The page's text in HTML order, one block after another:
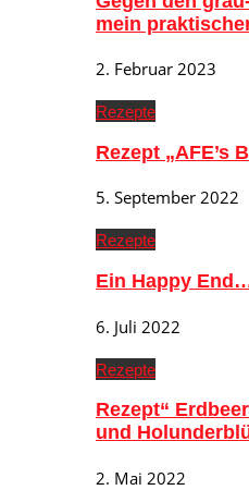
mein
2. Februar 2023
Rezepte
Rezept „AFE’s
5. September 2022
Rezepte
Ein Happy
6. Juli 2022
Rezepte
Rezept“
und
2. Mai 2022